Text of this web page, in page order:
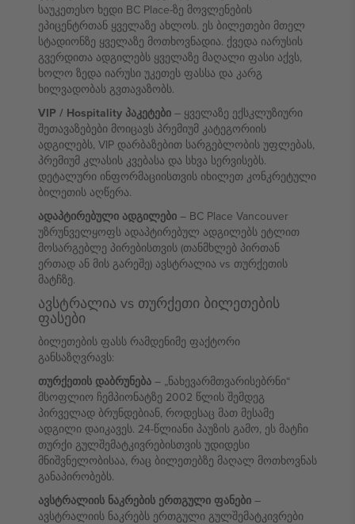
საუკეთესო ხედი BC Place-ზე მოვლენების
ეპიცენტრთან ყველაზე ახლოს. ეს ბილეთები მთელ
სტადიონზე ყველაზე მოთხოვნადია. ქვედა იარუსის
გვერდითა ადგილებს ყველაზე მაღალი ფასი აქვს,
ხოლო ზედა იარუსი უკეთეს ფასსა და კარგ
ხილვადობას გვთავაზობს.
VIP / Hospitality პაკეტები – ყველაზე ექსკლუზიური
შეთავაზებები მოიცავს პრემიუმ კატეგორიის
ადგილებს, VIP დარბაზებით სარგებლობის უფლებას,
პრემიუმ კლასის კვებასა და სხვა სერვისებს.
დეტალური ინფორმაციისთვის იხილეთ კონკრეტული
ბილეთის აღწერა.
ადაპტირებული ადგილები – BC Place Vancouver
უზრუნველყოფს ადაპტირებულ ადგილებს ეტლით
მოსარგებლე პირებისთვის (თანმხლებ პირთან
ერთად ან მის გარეშე) ავსტრალია vs თურქეთის
მატჩზე.
ავსტრალია vs თურქეთი ბილეთების
ფასები
ბილეთების ფასს რამდენიმე ფაქტორი
განსაზღვრავს:
თურქეთის დაბრუნება – „ნახევარმთვარისებრნი“
მსოფლიო ჩემპიონატზე 2002 წლის შემდეგ
პირველად ბრუნდებიან, როდესაც მათ მესამე
ადგილი დაიკავეს. 24-წლიანი პაუზის გამო, ეს მატჩი
თურქი გულშემატკივრებისთვის უდიდესი
მნიშვნელობისაა, რაც ბილეთებზე მაღალ მოთხოვნას
განაპირობებს.
ავსტრალიის ნაკრების ერთგული ფანები –
ავსტრალიის ნაკრებს ერთგული გულშემატკივრები